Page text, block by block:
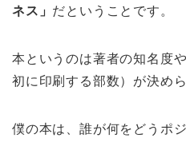
ネス」 だということです。
本というのは著者の知名度
初に印刷する部数）が決めら
僕の本は、誰が何をどうポ